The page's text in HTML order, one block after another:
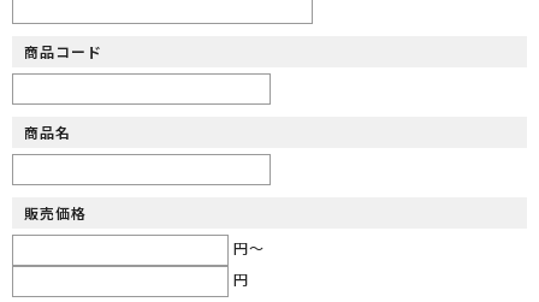
商品コード
商品名
販売価格
円～
円